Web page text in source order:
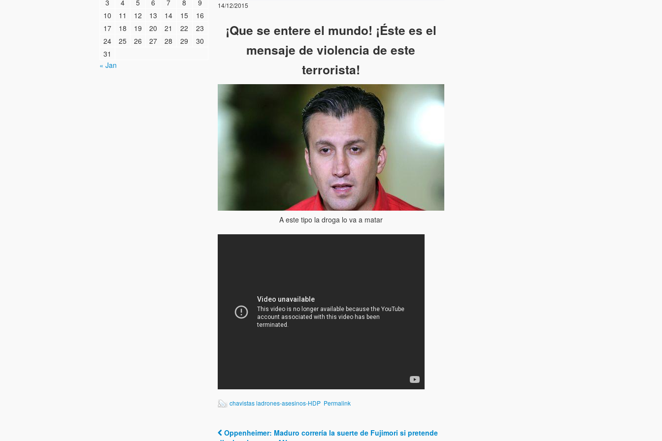
14/12/2015
¡Que se entere el mundo! ¡Éste es el
mensaje de violencia de este
terrorista!
A este tipo la droga lo va a matar
chavistas ladrones-asesinos-HDP Permalink
Oppenheimer: Maduro correría la suerte de Fujimori si pretende
3
4 5 6 7 8
9
10
11 12 13 14 15
16
17
18 19 20 21 22
23
24
25 26 27 28 29
30
31
« Jan